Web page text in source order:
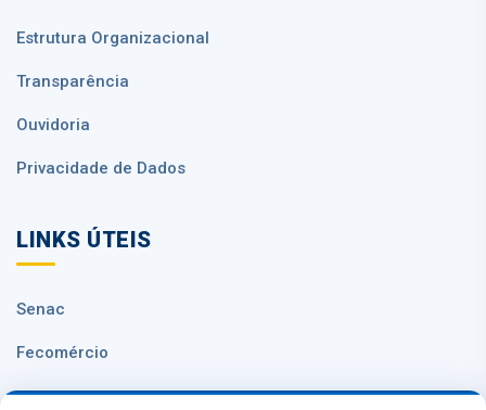
Estrutura Organizacional
Transparência
Ouvidoria
Privacidade de Dados
LINKS ÚTEIS
Senac
Fecomércio
Sesc Nacional